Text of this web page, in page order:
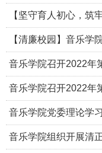
【坚守育人初心，筑
德师风专项整治工作
【清廉校园】音乐学
音乐学院召开2022年
习会
音乐学院召开2022年
习会
音乐学院党委理论学
研学活动
音乐学院组织开展清